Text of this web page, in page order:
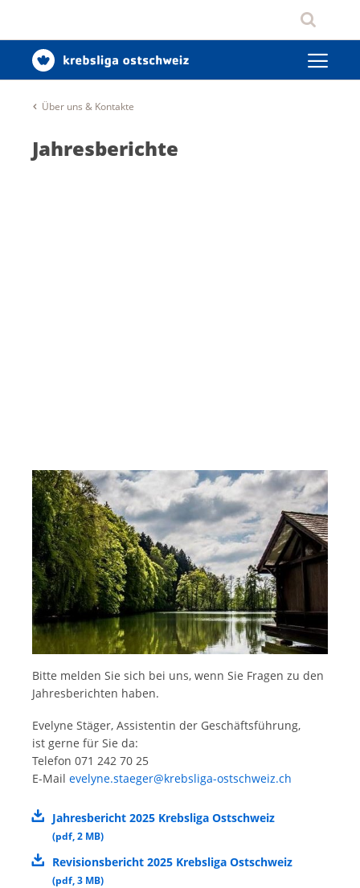
Über uns & Kontakte
Jahresberichte
Bitte melden Sie sich bei uns, wenn Sie Fragen zu den
Jahresberichten haben.
Evelyne Stäger, Assistentin der Geschäftsführung,
ist gerne für Sie da:
Telefon 071 242 70 25
E-Mail evelyne.staeger@krebsliga-ostschweiz.ch
Jahresbericht 2025 Krebsliga Ostschweiz
(pdf,2 MB)
Revisionsbericht 2025 Krebsliga Ostschweiz
(pdf,3 MB)